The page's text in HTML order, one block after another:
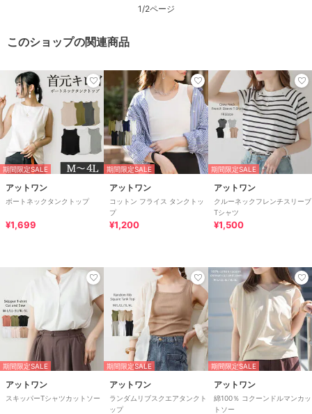
1/2ページ
このショップの関連商品
期間限定SALE
アットワン
ボートネックタンクトップ
¥1,699
期間限定SALE
アットワン
コットン フライス タンクトッ
プ
¥1,200
期間限定SALE
アットワン
クルーネックフレンチスリーブ
Tシャツ
¥1,500
期間限定SALE
アットワン
スキッパーTシャツカットソー
期間限定SALE
アットワン
ランダムリブスクエアタンクト
ップ
期間限定SALE
アットワン
綿100％ コクーンドルマンカッ
トソー